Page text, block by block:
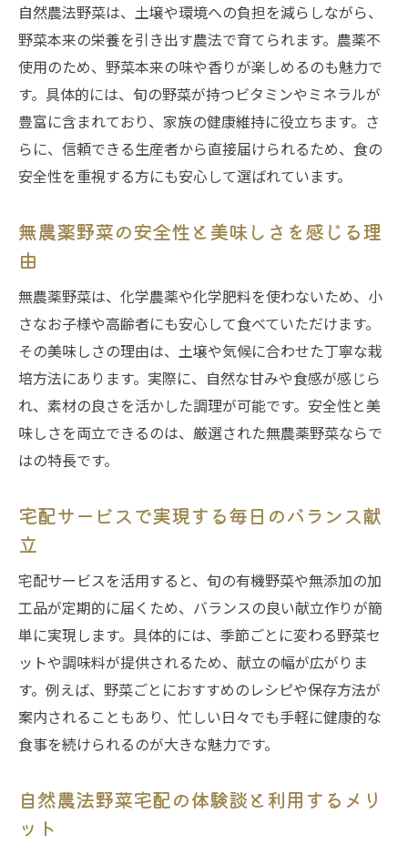
自然農法野菜は、土壌や環境への負担を減らしながら、
野菜本来の栄養を引き出す農法で育てられます。農薬不
使用のため、野菜本来の味や香りが楽しめるのも魅力で
す。具体的には、旬の野菜が持つビタミンやミネラルが
豊富に含まれており、家族の健康維持に役立ちます。さ
らに、信頼できる生産者から直接届けられるため、食の
安全性を重視する方にも安心して選ばれています。
無農薬野菜の安全性と美味しさを感じる理
由
無農薬野菜は、化学農薬や化学肥料を使わないため、小
さなお子様や高齢者にも安心して食べていただけます。
その美味しさの理由は、土壌や気候に合わせた丁寧な栽
培方法にあります。実際に、自然な甘みや食感が感じら
れ、素材の良さを活かした調理が可能です。安全性と美
味しさを両立できるのは、厳選された無農薬野菜ならで
はの特長です。
宅配サービスで実現する毎日のバランス献
立
宅配サービスを活用すると、旬の有機野菜や無添加の加
工品が定期的に届くため、バランスの良い献立作りが簡
単に実現します。具体的には、季節ごとに変わる野菜セ
ットや調味料が提供されるため、献立の幅が広がりま
す。例えば、野菜ごとにおすすめのレシピや保存方法が
案内されることもあり、忙しい日々でも手軽に健康的な
食事を続けられるのが大きな魅力です。
自然農法野菜宅配の体験談と利用するメリ
ット